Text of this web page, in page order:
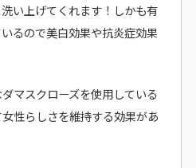
い上げてくれます！しかも有
るので美白効果や抗炎症効果
マスクローズを使用している
性らしさを維持する効果があ